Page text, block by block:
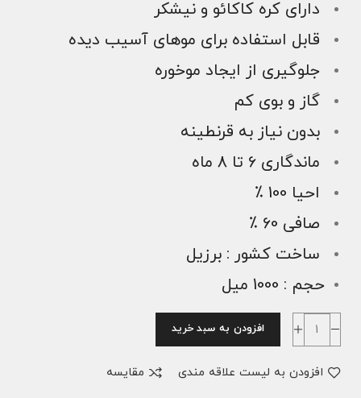
دارای کره کاکائو و نیشکر
قابل استفاده برای موهای آسیب دیده
جلوگیری از ایجاد موخوره
گاز و بوی کم
بدون نیاز به قرنطینه
ماندگاری 6 تا 8 ماه
احیا 100 ٪
صافی 60 ٪
ساخت کشور : برزیل
حجم : 1000 میل
افزودن به سبد خرید
افزودن به لیست علاقه مندی مقایسه